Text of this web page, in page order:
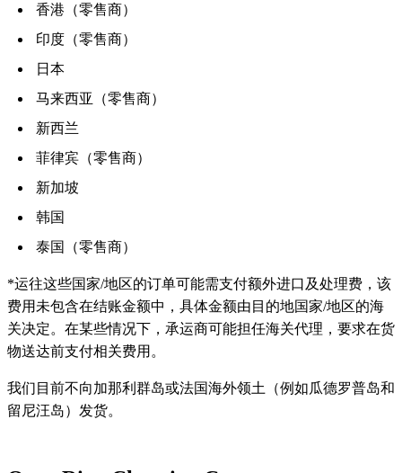
香港（零售商）
印度（零售商）
日本
马来西亚（零售商）
新西兰
菲律宾（零售商）
新加坡
韩国
泰国（零售商）
*运往这些国家/地区的订单可能需支付额外进口及处理费，该
费用未包含在结账金额中，具体金额由目的地国家/地区的海
关决定。在某些情况下，承运商可能担任海关代理，要求在货
物送达前支付相关费用。
我们目前不向加那利群岛或法国海外领土（例如瓜德罗普岛和
留尼汪岛）发货。